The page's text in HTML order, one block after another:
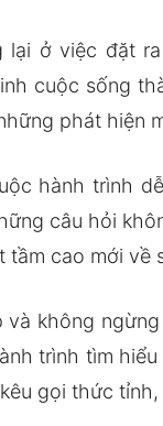
lại ở việc đặt
cuộc sống
phát hiện
hành trình
câu hỏi
tầm cao mới về
không
trình tìm
gọi thức